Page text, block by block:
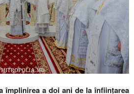
împlinirea a doi ani de la înființarea